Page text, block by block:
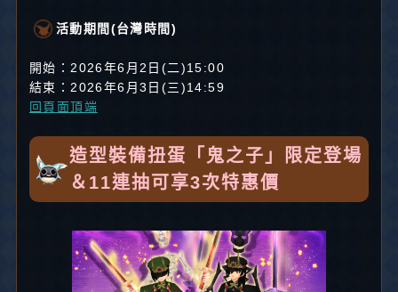
活動期間(台灣時間)
開始：2026年6月2日(二)15:00
結束：2026年6月3日(三)14:59
回頁面頂端
造型裝備扭蛋「鬼之子」限定登場
＆11連抽可享3次特惠價